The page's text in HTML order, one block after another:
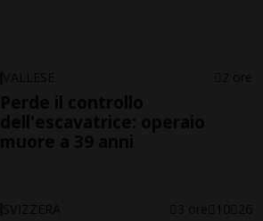
VALLESE 2 ore
Perde il controllo
dell'escavatrice: operaio
muore a 39 anni
SVIZZERA 3 ore 10 26